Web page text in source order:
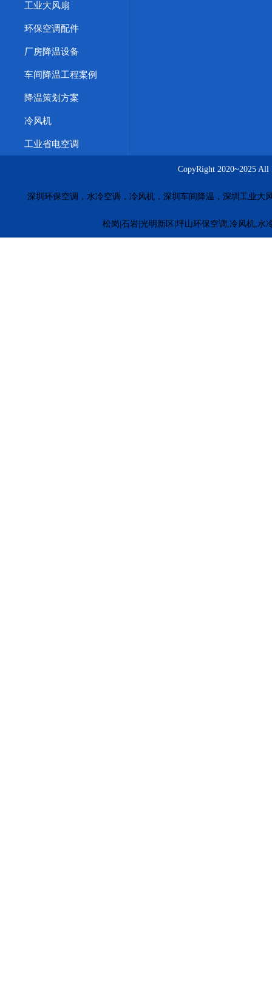
工业大风扇
环保空调配件
厂房降温设备
车间降温工程案例
降温策划方案
冷风机
工业省电空调
CopyRight 2020~2025
深圳环保空调，水冷空调，冷风机，深圳车间降温，深圳工业大
松岗|石岩|光明新区|坪山环保空调,冷风机,水